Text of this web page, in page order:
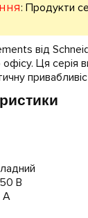
: Продукти
від
Ця серія
В
А